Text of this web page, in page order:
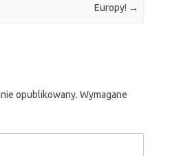
Europy! →
opublikowany. Wymagane